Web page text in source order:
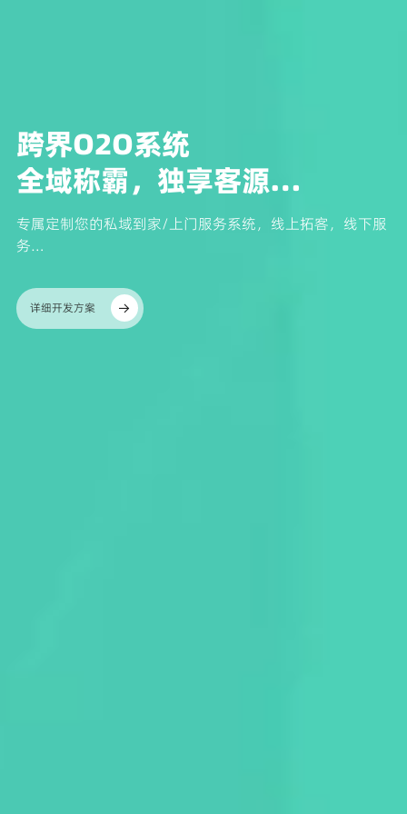
跨界O2O系统
全域称霸，独享客源…
专属定制您的私域到家/上门服务系统，线上拓客，线下服
务…
详细开发方案